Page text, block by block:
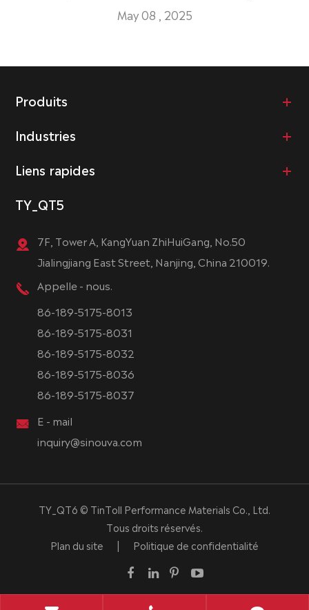
May 08 , 2025
Produits
Industries
Liens rapides
TY_QT5
7F, Tower A, KangYuan ZhiHuiGang, No.50
Jialingjiang East Street, Nanjing, China 210019.
Appelle - nous.
86-189-5175-8013
86-189-5175-8031
86-189-5175-8032
86-189-5175-8036
86-189-5175-8037
E - mail
inquiry@sinouva.com
TY_QT6 © TinToll Performance Materials Co., Ltd.
Tous droits réservés.
Plan du site
| Politique de confidentialité